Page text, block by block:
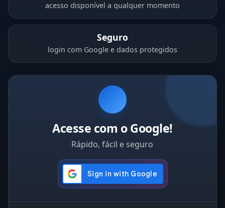
acesso disponível a qualquer momento
Seguro
login com Google e dados protegidos
Acesse com o Google!
Rápido, fácil e seguro